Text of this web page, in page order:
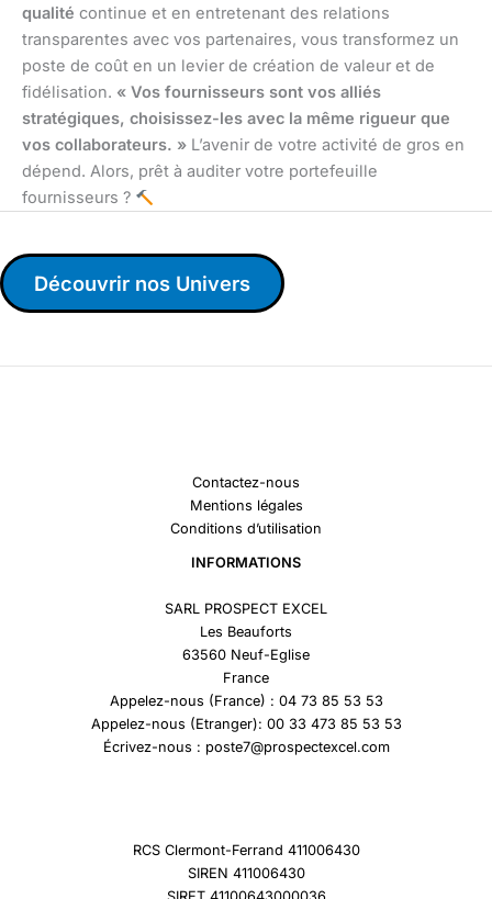
qualité continue et en entretenant des relations
transparentes avec vos partenaires, vous transformez un
poste de coût en un levier de création de valeur et de
fidélisation. « Vos fournisseurs sont vos alliés
stratégiques, choisissez-les avec la même rigueur que
vos collaborateurs. » L’avenir de votre activité de gros en
dépend. Alors, prêt à auditer votre portefeuille
fournisseurs ?
Découvrir nos Univers
Contactez-nous
Mentions légales
Conditions d’utilisation
INFORMATIONS
SARL PROSPECT EXCEL
Les Beauforts
63560 Neuf-Eglise
France
Appelez-nous (France) : 04 73 85 53 53
Appelez-nous (Etranger): 00 33 473 85 53 53
Écrivez-nous : poste7@prospectexcel.com
RCS Clermont-Ferrand 411006430
SIREN 411006430